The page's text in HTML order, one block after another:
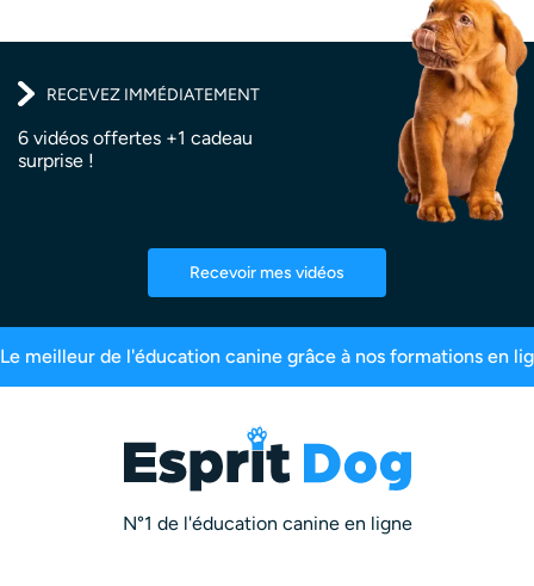
RECEVEZ IMMÉDIATEMENT
6 vidéos offertes +1 cadeau
surprise !
Recevoir mes vidéos
99,6% de satisfaction 2,5 millions
N°1 de l'éducation canine en ligne